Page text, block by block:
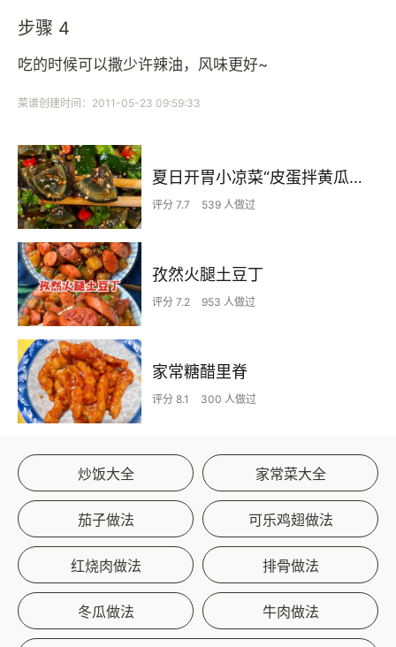
步骤 4
吃的时候可以撒少许辣油，风味更好~
菜谱创建时间：2011-05-23 09:59:33
夏日开胃小凉菜“皮蛋拌黄瓜🥒”开胃减脂
评分 7.7 539 人做过
孜然火腿土豆丁
评分 7.2 953 人做过
家常糖醋里脊
评分 8.1 300 人做过
炒饭大全 家常菜大全
茄子做法 可乐鸡翅做法
红烧肉做法 排骨做法
冬瓜做法 牛肉做法